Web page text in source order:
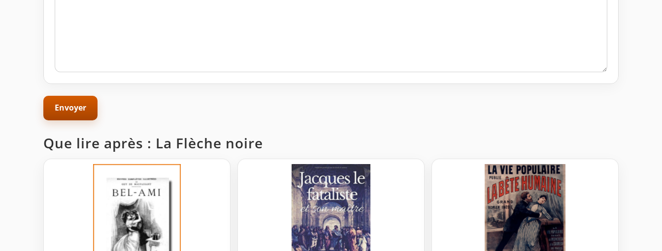
Que lire après : La Flèche noire